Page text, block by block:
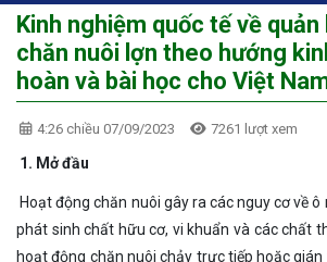
Kinh nghiệm quốc tế về
chăn nuôi lợn theo hướng
hoàn và bài học cho Việt
4:26 chiều 07/09/2023 7261 lượt xem
1. Mở đầu
Hoạt động chăn nuôi gây ra các nguy cơ về
phát sinh chất hữu cơ, vi khuẩn và các chất
hoạt động chăn nuôi chảy trực tiếp hoặc